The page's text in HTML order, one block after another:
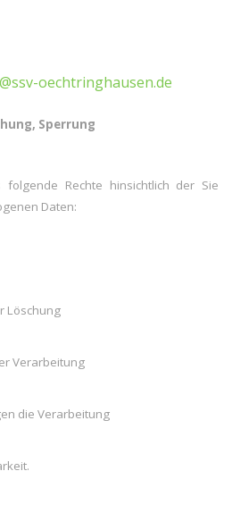
oechtringhausen.de
Sperrung
Rechte hinsichtlich der Sie
Daten:
Löschung
Verarbeitung
die Verarbeitung